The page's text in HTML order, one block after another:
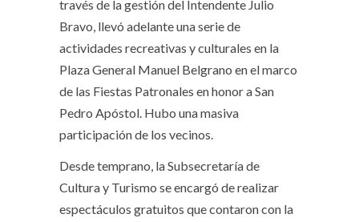
través de la gestión del Intendente Julio
Bravo, llevó adelante una serie de
actividades recreativas y culturales en la
Plaza General Manuel Belgrano en el marco
de las Fiestas Patronales en honor a San
Pedro Apóstol. Hubo una masiva
participación de los vecinos.
Desde temprano, la Subsecretaría de
Cultura y Turismo se encargó de realizar
espectáculos gratuitos que contaron con la